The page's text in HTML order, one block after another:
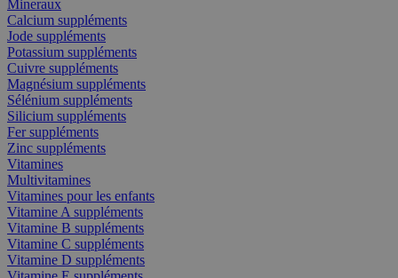
Mineraux
Calcium suppléments
Jode suppléments
Potassium suppléments
Cuivre suppléments
Magnésium suppléments
Sélénium suppléments
Silicium suppléments
Fer suppléments
Zinc suppléments
Vitamines
Multivitamines
Vitamines pour les enfants
Vitamine A suppléments
Vitamine B suppléments
Vitamine C suppléments
Vitamine D suppléments